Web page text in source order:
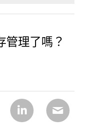
管理了嗎？